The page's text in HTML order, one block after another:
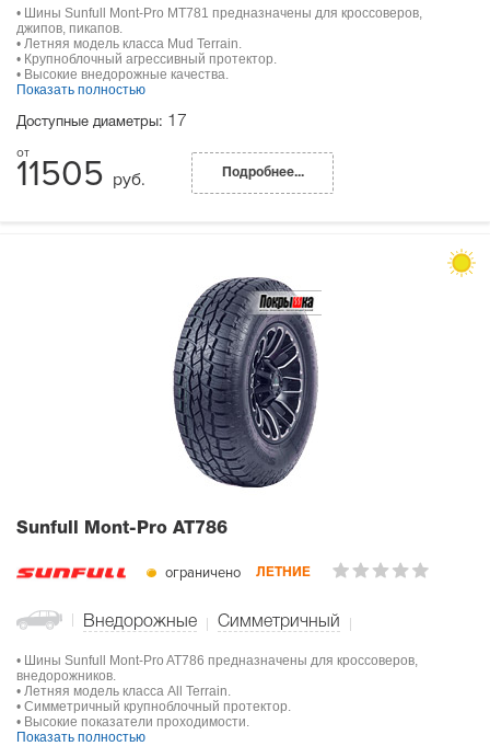
• Шины Sunfull Mont-Pro MT781 предназначены для кроссоверов,
джипов, пикапов.
• Летняя модель класса Mud Terrain.
• Крупноблочный агрессивный протектор.
• Высокие внедорожные качества.
Показать полностью
Доступные диаметры: 17
11505 руб. Подробнее...
Sunfull Mont-Pro AT786
ограничено ЛЕТНИЕ
Внедорожные Симметричный
• Шины Sunfull Mont-Pro AT786 предназначены для кроссоверов,
внедорожников.
• Летняя модель класса All Terrain.
• Симметричный крупноблочный протектор.
• Высокие показатели проходимости.
Показать полностью